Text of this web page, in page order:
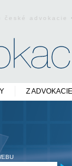
české
Z ADVOKACIE